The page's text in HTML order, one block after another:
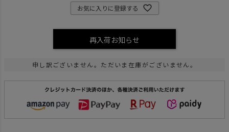
お気に入りに登録する
再入荷お知らせ
申し訳ございません。ただいま在庫がございません。